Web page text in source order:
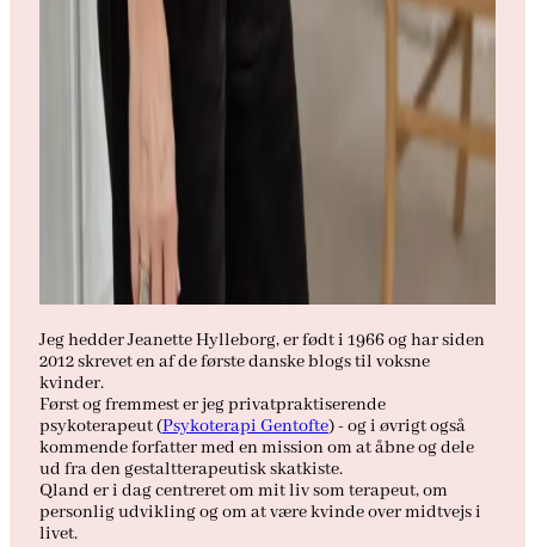
Jeg hedder Jeanette Hylleborg, er født i 1966 og har siden
2012 skrevet en af de første danske blogs til voksne
kvinder.
Først og fremmest er jeg privatpraktiserende
psykoterapeut (Psykoterapi Gentofte) - og i øvrigt også
kommende forfatter med en mission om at åbne og dele
ud fra den gestaltterapeutisk skatkiste.
Qland er i dag centreret om mit liv som terapeut, om
personlig udvikling og om at være kvinde over midtvejs i
livet.